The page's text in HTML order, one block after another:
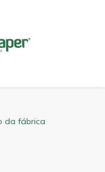
da fábrica